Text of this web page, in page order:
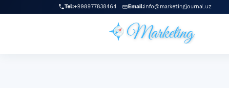
Skip to main navigation menu
Skip to main content
Skip to site footer
Tel:+998977838464 Email:info@marketingjournal.uz